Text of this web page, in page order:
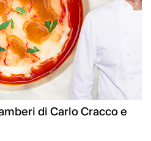
di Carlo Cracco e